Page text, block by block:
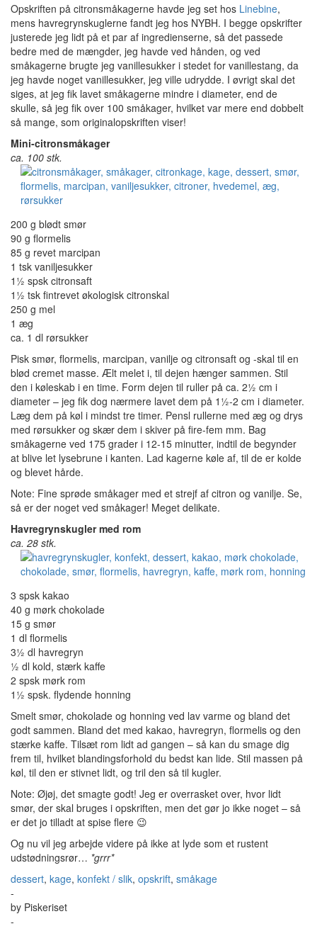
Opskriften på citronsmåkagerne havde jeg set hos Linebine,
mens havregrynskuglerne fandt jeg hos NYBH. I begge opskrifter
justerede jeg lidt på et par af ingredienserne, så det passede
bedre med de mængder, jeg havde ved hånden, og ved
småkagerne brugte jeg vanillesukker i stedet for vanillestang, da
jeg havde noget vanillesukker, jeg ville udrydde. I øvrigt skal det
siges, at jeg fik lavet småkagerne mindre i diameter, end de
skulle, så jeg fik over 100 småkager, hvilket var mere end dobbelt
så mange, som originalopskriften viser!
Mini-citronsmåkager
ca. 100 stk.
200 g blødt smør
90 g flormelis
85 g revet marcipan
1 tsk vaniljesukker
1½ spsk citronsaft
1½ tsk fintrevet økologisk citronskal
250 g mel
1 æg
ca. 1 dl rørsukker
Pisk smør, flormelis, marcipan, vanilje og citronsaft og -skal til en
blød cremet masse. Ælt melet i, til dejen hænger sammen. Stil
den i køleskab i en time. Form dejen til ruller på ca. 2½ cm i
diameter – jeg fik dog nærmere lavet dem på 1½-2 cm i diameter.
Læg dem på køl i mindst tre timer. Pensl rullerne med æg og drys
med rørsukker og skær dem i skiver på fire-fem mm. Bag
småkagerne ved 175 grader i 12-15 minutter, indtil de begynder
at blive let lysebrune i kanten. Lad kagerne køle af, til de er kolde
og blevet hårde.
Note: Fine sprøde småkager med et strejf af citron og vanilje. Se,
så er der noget ved småkager! Meget delikate.
Havregrynskugler med rom
ca. 28 stk.
3 spsk kakao
40 g mørk chokolade
15 g smør
1 dl flormelis
3½ dl havregryn
½ dl kold, stærk kaffe
2 spsk mørk rom
1½ spsk. flydende honning
Smelt smør, chokolade og honning ved lav varme og bland det
godt sammen. Bland det med kakao, havregryn, flormelis og den
stærke kaffe. Tilsæt rom lidt ad gangen – så kan du smage dig
frem til, hvilket blandingsforhold du bedst kan lide. Stil massen på
køl, til den er stivnet lidt, og tril den så til kugler.
Note: Øjøj, det smagte godt! Jeg er overrasket over, hvor lidt
smør, der skal bruges i opskriften, men det gør jo ikke noget – så
er det jo tilladt at spise flere 😉
Og nu vil jeg arbejde videre på ikke at lyde som et rustent
udstødningsrør… *grrr*
dessert, kage, konfekt / slik, opskrift, småkage
-
by Piskeriset
-